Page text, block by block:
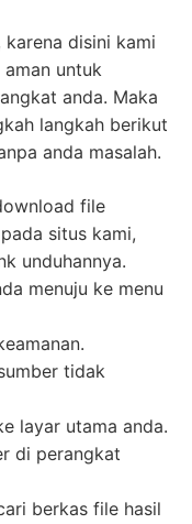
disini kami
untuk
anda. Maka
langkah berikut
anda masalah.
file
situs kami,
unduhannya.
menuju ke menu
tidak
layar utama anda.
di perangkat
berkas file hasil